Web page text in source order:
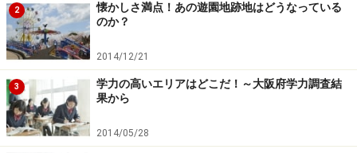
2
懐かしさ満点！あの遊園地跡地はどうなっている
のか？
2014/12/21
3
学力の高いエリアはどこだ！～大阪府学力調査結
果から
2014/05/28